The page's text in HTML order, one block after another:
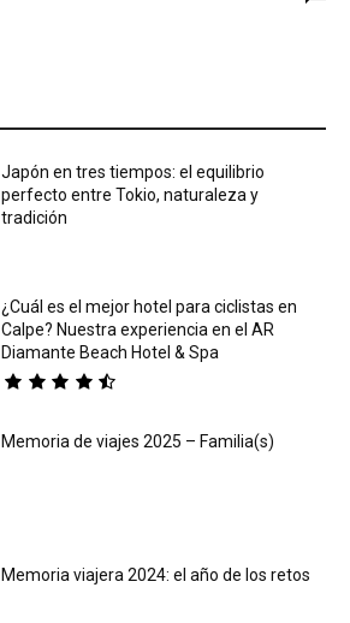
Japón en tres tiempos: el equilibrio
perfecto entre Tokio, naturaleza y
tradición
¿Cuál es el mejor hotel para ciclistas en
Calpe? Nuestra experiencia en el AR
Diamante Beach Hotel & Spa
Memoria de viajes 2025 – Familia(s)
Memoria viajera 2024: el año de los retos